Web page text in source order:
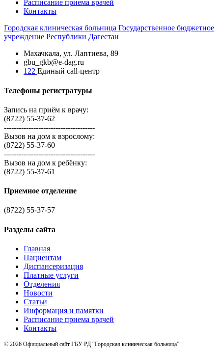
Расписание приема врачей
Контакты
Городская клиническая больница Государственное бюджетное
учреждение Республики Дагестан
Махачкала, ​ул. Лаптиева, 89
gbu_gkb@e-dag.ru
122 Единый call-центр
Телефоны регистратуры
Запись на приём к врачу:
(8722) 55-37-62
-------------------------------------
Вызов на дом к взрослому:
(8722) 55-37-60
-------------------------------------
Вызов на дом к ребёнку:
(8722) 55-37-61
Приемное отделение
(8722) 55-37-57
Разделы сайта
Главная
Пациентам
Диспансеризация
Платные услуги
Отделения
Новости
Статьи
Информация и памятки
Расписание приема врачей
Контакты
© 2026 Официальный сайт ГБУ РД “Городская клиническая больница”